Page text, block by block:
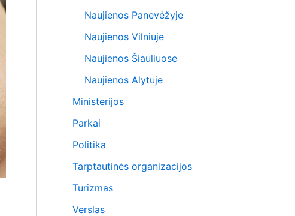
Naujienos Panevėžyje
Naujienos Vilniuje
Naujienos Šiauliuose
Naujienos Alytuje
Ministerijos
Parkai
Politika
Tarptautinės organizacijos
Turizmas
Verslas